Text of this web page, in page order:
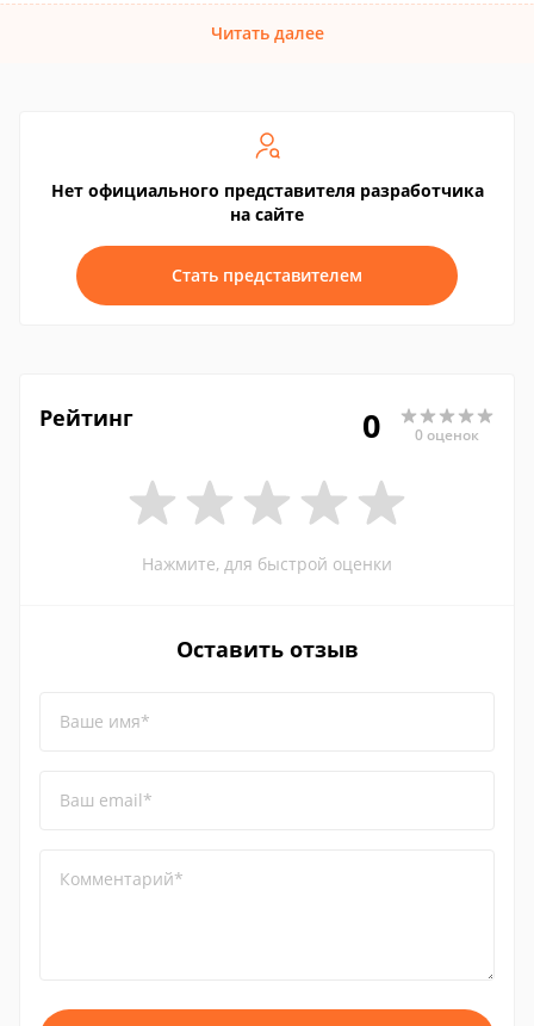
Читать далее
Нет официального представителя разработчика
на сайте
Стать представителем
Рейтинг 0 0 оценок
Нажмите, для быстрой оценки
Оставить отзыв
Ваше имя*
Ваш email*
Комментарий*